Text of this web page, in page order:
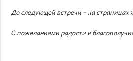
До следующей встречи – на страницах
С пожеланиями радости и